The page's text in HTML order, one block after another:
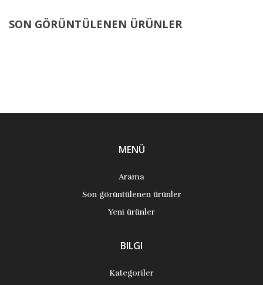
SON GÖRÜNTÜLENEN ÜRÜNLER
MENÜ
Arama
Son görüntülenen ürünler
Yeni ürünler
BILGI
Kategoriler